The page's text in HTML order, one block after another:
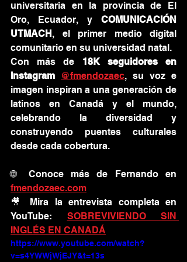
universitaria en la provincia de El
Oro, Ecuador, y COMUNICACIÓN
UTMACH , el primer medio digital
comunitario en su universidad natal.
Con más de 18K seguidores en
Instagram
@fmendozaec, su voz e
imagen inspiran a una generación de
latinos en Canadá y el mundo,
celebrando la diversidad y
construyendo puentes culturales
desde cada cobertura.
fmendozaec.com
🎥 Mira la entrevista completa en
YouTube: SOBREVIVIENDO SIN
INGLÉS EN CANADÁ
https://www.youtube.com/watch?
v=s4YWWjWjEJY&t=13s